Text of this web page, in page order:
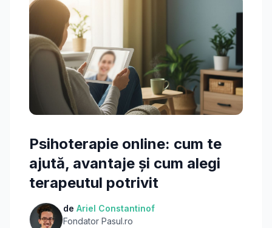
Psihoterapie online: cum te
ajută, avantaje și cum alegi
terapeutul potrivit
de Ariel Constantinof
Fondator Pasul.ro